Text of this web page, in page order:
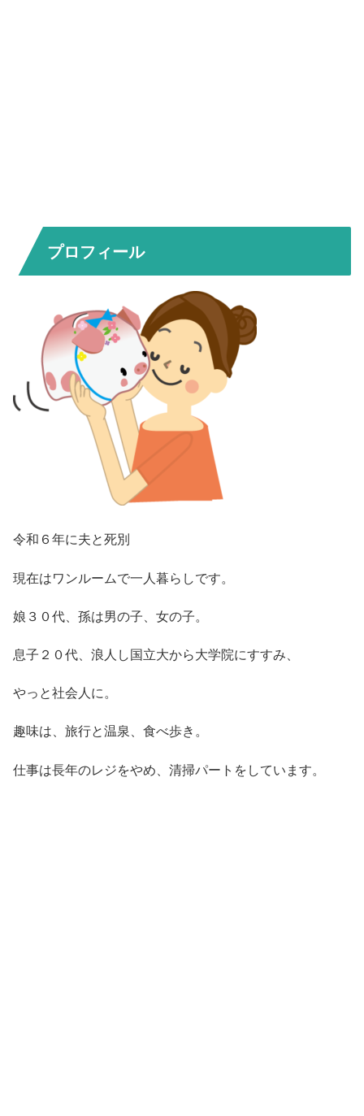
プロフィール
令和６年に夫と死別
現在はワンルームで一人暮らしです。
娘３０代、孫は男の子、女の子。
息子２０代、浪人し国立大から大学院にすすみ、
やっと社会人に。
趣味は、旅行と温泉、食べ歩き。
仕事は長年のレジをやめ、清掃パートをしています。